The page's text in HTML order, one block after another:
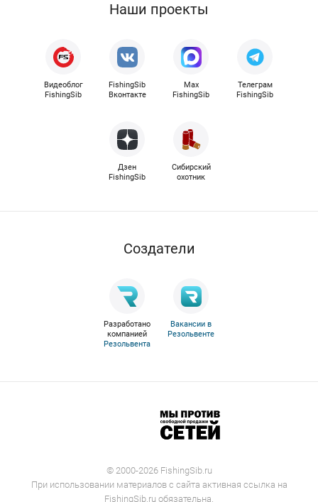
Наши проекты
Видеоблог
FishingSib
FishingSib
Вконтакте
Max
FishingSib
Телеграм
FishingSib
Дзен
FishingSib
Сибирский
охотник
Cоздатели
Разработано
компанией
Резольвента
Вакансии в
Резольвенте
© 2000-2026 FishingSib.ru
При использовании материалов с сайта активная ссылка на
FishingSib.ru обязательна.